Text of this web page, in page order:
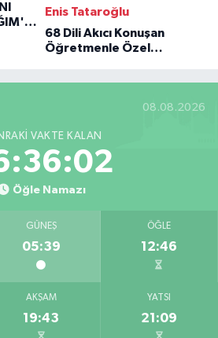
Enis Tataroğlu
68 Dili Akıcı Konuşan
Öğretmenle Özel
08.08.2026
VAKTE KALAN
Öğle Namazı
GÜNEŞ
05:39
ÖĞLE
12:46
AKŞAM
19:43
YATSI
21:09